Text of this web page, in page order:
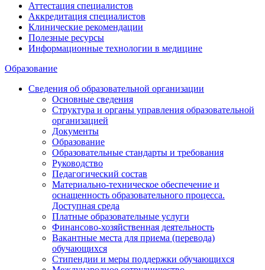
Аттестация специалистов
Аккредитация специалистов
Клинические рекомендации
Полезные ресурсы
Информационные технологии в медицине
Образование
Сведения об образовательной организации
Основные сведения
Структура и органы управления образовательной
организацией
Документы
Образование
Образовательные стандарты и требования
Руководство
Педагогический состав
Материально-техническое обеспечение и
оснащенность образовательного процесса.
Доступная среда
Платные образовательные услуги
Финансово-хозяйственная деятельность
Вакантные места для приема (перевода)
обучающихся
Стипендии и меры поддержки обучающихся